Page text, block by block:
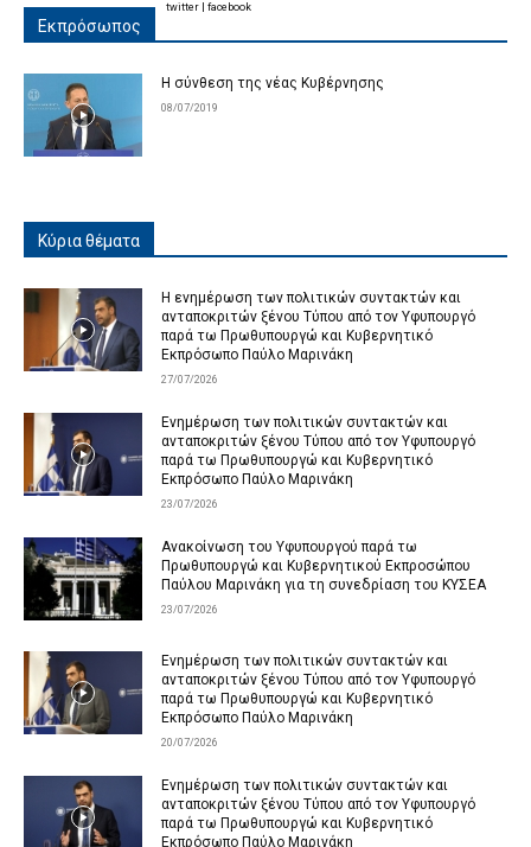
Εκπρόσωπος
Η σύνθεση της νέας Κυβέρνησης
08/07/2019
twitter facebook
Κύρια θέματα
Η ενημέρωση των πολιτικών συντακτών και
ανταποκριτών ξένου Τύπου από τον Υφυπουργό
παρά τω Πρωθυπουργώ και Κυβερνητικό
Εκπρόσωπο Παύλο Μαρινάκη
27/07/2026
Ενημέρωση των πολιτικών συντακτών και
ανταποκριτών ξένου Τύπου από τον Υφυπουργό
παρά τω Πρωθυπουργώ και Κυβερνητικό
Εκπρόσωπο Παύλο Μαρινάκη
23/07/2026
Ανακοίνωση του Υφυπουργού παρά τω
Πρωθυπουργώ και Κυβερνητικού Εκπροσώπου
Παύλου Μαρινάκη για τη συνεδρίαση του ΚΥΣΕΑ
23/07/2026
Ενημέρωση των πολιτικών συντακτών και
ανταποκριτών ξένου Τύπου από τον Υφυπουργό
παρά τω Πρωθυπουργώ και Κυβερνητικό
Εκπρόσωπο Παύλο Μαρινάκη
20/07/2026
Ενημέρωση των πολιτικών συντακτών και
ανταποκριτών ξένου Τύπου από τον Υφυπουργό
παρά τω Πρωθυπουργώ και Κυβερνητικό
Εκπρόσωπο Παύλο Μαρινάκη